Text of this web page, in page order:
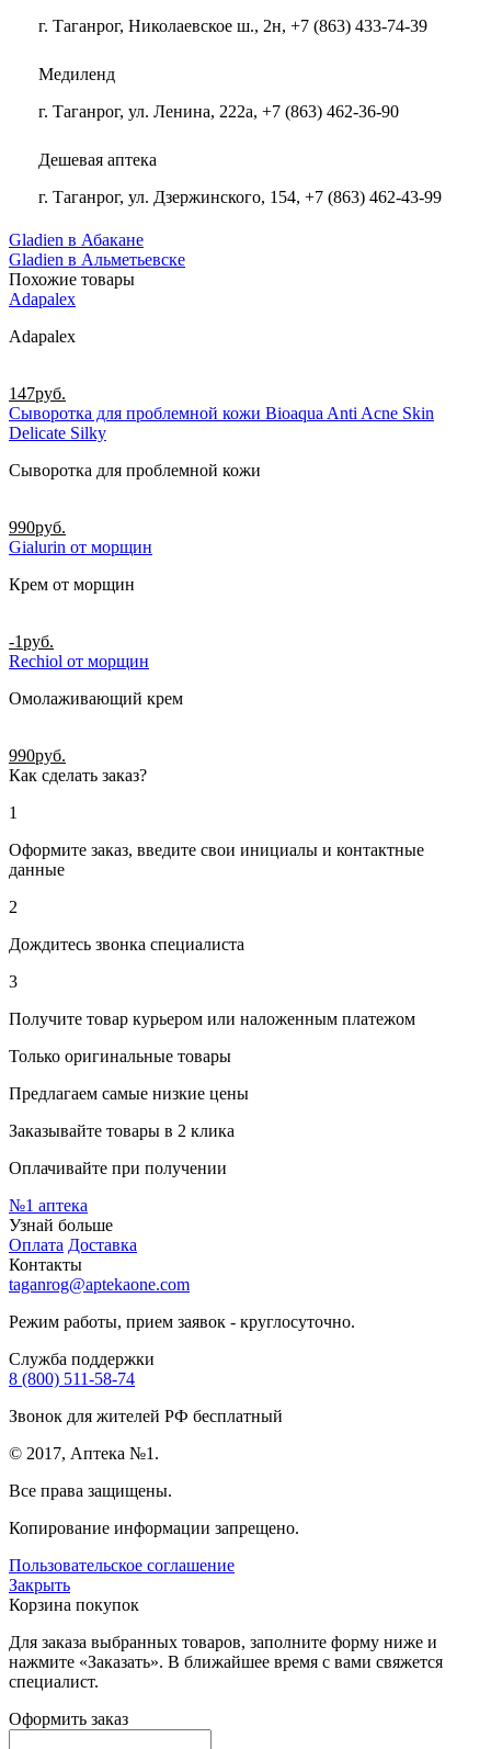
г. Таганрог, Николаевское ш., 2н, +7 (863) 433-74-39
Медиленд
г. Таганрог, ул. Ленина, 222а, +7 (863) 462-36-90
Дешевая аптека
г. Таганрог, ул. Дзержинского, 154, +7 (863) 462-43-99
Gladien в Абакане
Gladien в Альметьевске
Похожие товары
Adapalex
Adapalex
147руб.
Сыворотка для проблемной кожи Bioaqua Anti Acne Skin
Delicate Silky
Сыворотка для проблемной кожи
990руб.
Gialurin от морщин
Крем от морщин
-1руб.
Rechiol от морщин
Омолаживающий крем
990руб.
Как сделать заказ?
1
Оформите заказ, введите свои инициалы и контактные
данные
2
Дождитесь звонка специалиста
3
Получите товар курьером или наложенным платежом
Только оригинальные товары
Предлагаем самые низкие цены
Заказывайте товары в 2 клика
Оплачивайте при получении
№1 аптека
Узнай больше
Оплата Доставка
Контакты
taganrog@aptekaone.com
Режим работы, прием заявок - круглосуточно.
Служба поддержки
8 (800) 511-58-74
Звонок для жителей РФ бесплатный
© 2017, Аптека №1.
Все права защищены.
Копирование информации запрещено.
Пользовательское соглашение
Закрыть
Корзина покупок
Для заказа выбранных товаров, заполните форму ниже и
нажмите «Заказать». В ближайшее время с вами свяжется
специалист.
Оформить заказ